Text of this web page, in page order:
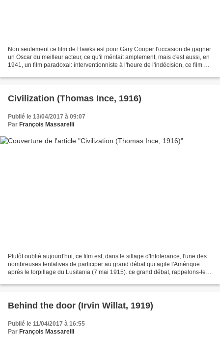
Non seulement ce film de Hawks est pour Gary Cooper l'occasion de gagner
un Oscar du meilleur acteur, ce qu'il méritait amplement, mais c'est aussi, en
1941, un film paradoxal: interventionniste à l'heure de l'indécision, ce film de
Civilization (Thomas Ince, 1916)
Publié le 13/04/2017 à 09:07
Par François Massarelli
Plutôt oublié aujourd'hui, ce film est, dans le sillage d'Intolerance, l'une des
nombreuses tentatives de participer au grand débat qui agite l'Amérique
après le torpillage du Lusitania (7 mai 1915). ce grand débat, rappelons-le,
Behind the door (Irvin Willat, 1919)
Publié le 11/04/2017 à 16:55
Par François Massarelli